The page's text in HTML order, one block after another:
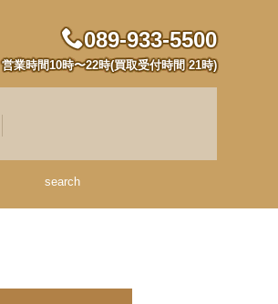
089-933-5500
営業時間10時〜22時(買取受付時間 21時)
search